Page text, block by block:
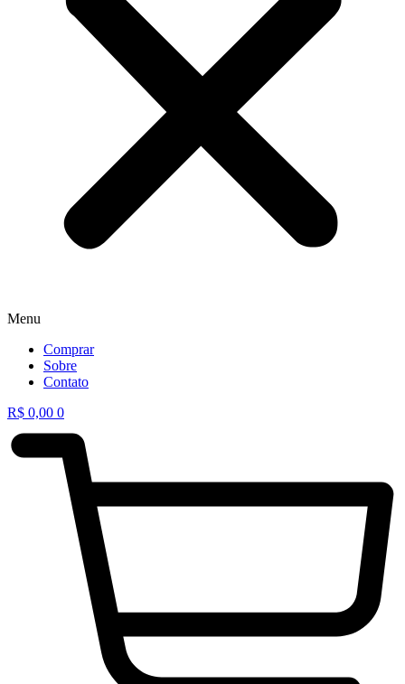
Menu
Comprar
Sobre
Contato
R$ 0,00 0